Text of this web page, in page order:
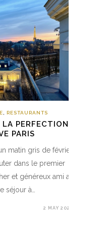
, RESTAURANTS
PERFECTION –
PARIS
matin gris de février,
dans le premier
et généreux ami a
séjour à…
2 MAY 2020